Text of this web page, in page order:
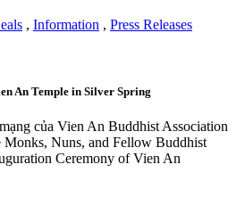
, Information , Press Releases
An Temple in Silver Spring
của Vien An Buddhist Association
Nuns, and Fellow Buddhist
Ceremony of Vien An